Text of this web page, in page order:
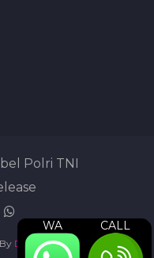
WA CALL
Polri TNI
Digital Marketing Agency